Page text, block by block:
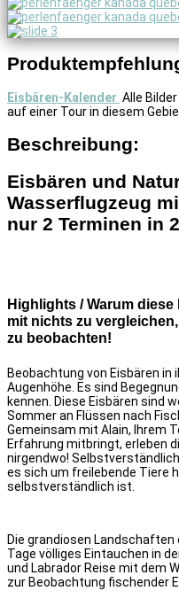
Eisbären-Kalender Alle
auf einer Tour in diesem
Beschreibung:
Eisbären und
Wasserflugzeug
nur 2 Terminen in
Highlights / Warum
mit nichts zu
zu beobachten!
Beobachtung von Eisbären
Augenhöhe. Es sind
kennen. Diese Eisbären sind
Sommer an Flüssen nach
Gemeinsam mit Alain, Ihrem
Erfahrung mitbringt, erleben
nirgendwo!
es sich um freilebende Tiere
selbstverständlich ist.
Die grandiosen
Tage völliges Eintauchen in
und Labrador Reise mit dem
zur Beobachtung fischender